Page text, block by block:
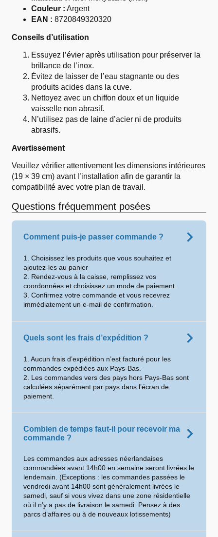
Couleur : Argent
EAN : 8720849320320
Conseils d’utilisation
Essuyez l’évier après utilisation pour préserver la
brillance de l’inox.
Évitez de laisser de l’eau stagnante ou des
produits acides dans la cuve.
Nettoyez avec un chiffon doux et un liquide
vaisselle non abrasif.
N’utilisez pas de laine d’acier ni de produits
abrasifs.
Avertissement
Veuillez vérifier attentivement les dimensions intérieures
(19 × 39 cm) avant l’installation afin de garantir la
compatibilité avec votre plan de travail.
Questions fréquemment posées
Comment puis-je passer commande ?
1. Choisissez les produits que vous souhaitez et
ajoutez-les au panier
2. Rendez-vous à la caisse, remplissez vos
coordonnées et choisissez un mode de paiement.
3. Confirmez votre commande et vous recevrez
immédiatement un e-mail de confirmation.
Quels sont les frais d’expédition ?
1. Aucun frais d’expédition n’est facturé pour les
commandes expédiées aux Pays-Bas.
2. Les commandes vers des pays hors Pays-Bas sont
calculées séparément par pays dans l’écran de
paiement.
Combien de temps faut-il pour recevoir ma
commande ?
Les commandes aux adresses néerlandaises
commandées avant 14h00 en semaine seront livrées le
lendemain. (Exceptions : les commandes passées le
vendredi avant 14h00 sont généralement livrées le
samedi, sauf si vous vivez dans une zone résidentielle
où il n’y a pas de livraison le samedi. Pensez à des
parcs d’affaires ou à de nouveaux lotissements)